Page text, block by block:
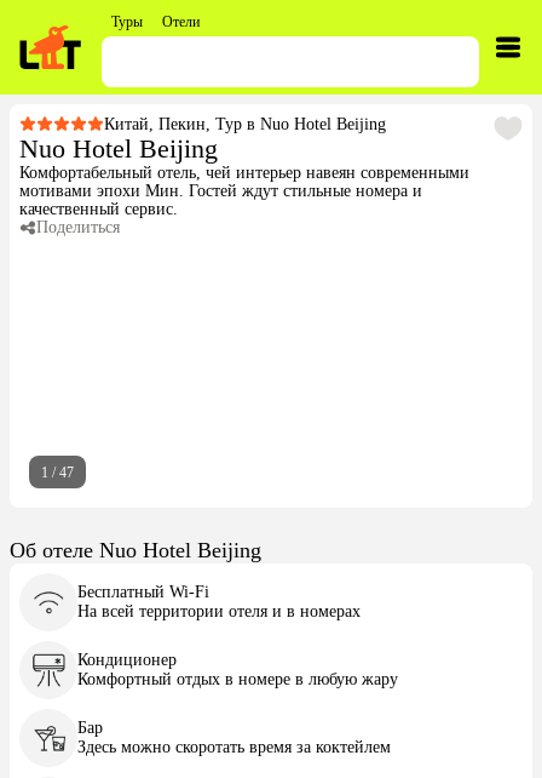
Туры Отели
Китай, Пекин, Тур в Nuo Hotel Beijing
Nuo Hotel Beijing
Комфортабельный отель, чей интерьер навеян современными
мотивами эпохи Мин. Гостей ждут стильные номера и
качественный сервис.
Поделиться
1 /47
Об отеле Nuo Hotel Beijing
Бесплатный Wi-Fi
На всей территории отеля и в номерах
Кондиционер
Комфортный отдых в номере в любую жару
Бар
Здесь можно скоротать время за коктейлем